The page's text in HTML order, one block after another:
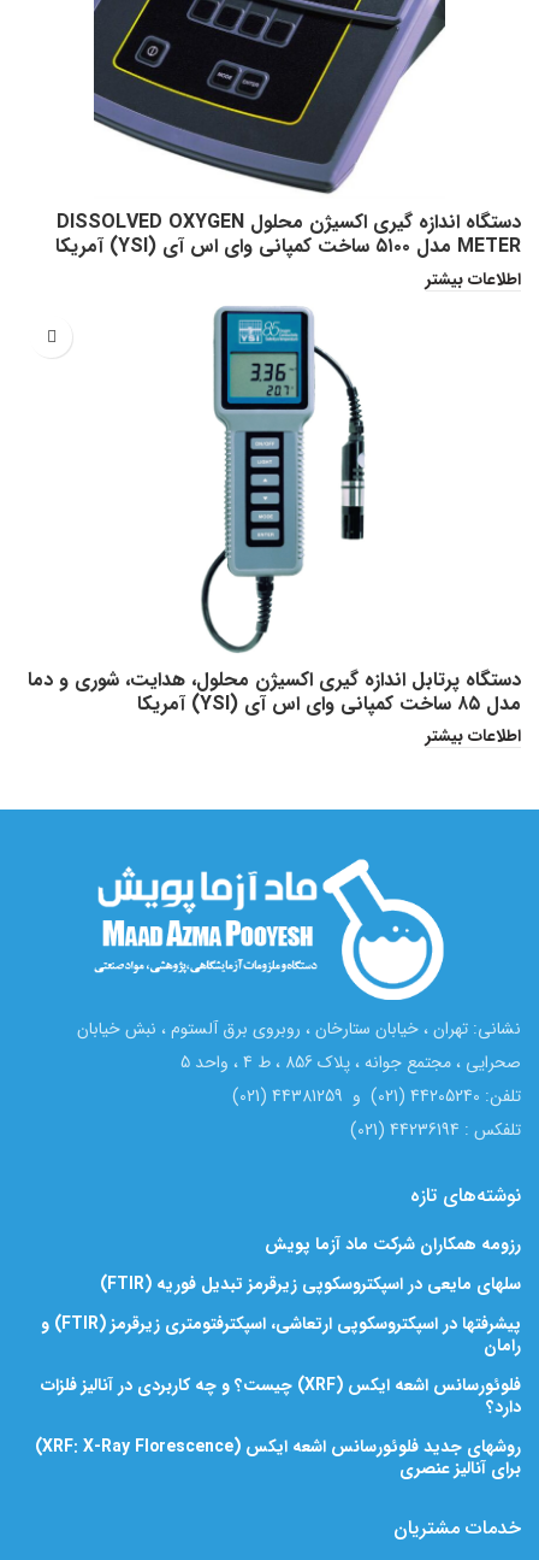
دستگاه اندازه گیری اکسیژن محلول DISSOLVED OXYGEN
METER مدل ۵۱۰۰ ساخت کمپانی وای اس آی (YSI) آمریکا
اطلاعات بیشتر
دستگاه پرتابل اندازه گیری اکسیژن محلول، هدایت، شوری و دما
مدل ۸۵ ساخت کمپانی وای اس آی (YSI) آمریکا
اطلاعات بیشتر
نشانی: تهران ، خیابان ستارخان ، روبروی برق آلستوم ، نبش خیابان
صحرایی ، مجتمع جوانه ، پلاک 856 ، ط 4 ، واحد 5
تلفن: 44205240 (021) و 44381259 (021)
تلفکس : 44236194 (021)
نوشته‌های تازه
رزومه همکاران شرکت ماد آزما پویش
سلهای مایعی در اسپکتروسکوپی زیرقرمز تبدیل فوریه (FTIR)
پیشرفتها در اسپکتروسکوپی ارتعاشی، اسپکترفتومتری زیرقرمز (FTIR) و
رامان
فلوئورسانس اشعه ایکس (XRF) چیست؟ و چه کاربردی در آنالیز فلزات
دارد؟
روشهای جدید فلوئورسانس اشعه ایکس (XRF: X-Ray Florescence)
برای آنالیز عنصری
خدمات مشتریان